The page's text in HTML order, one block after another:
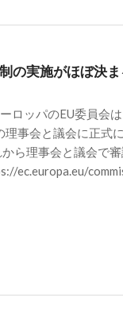
の実施がほぼ決ま
ッパのEU委員会
理事会と議会に正式
ら理事会と議会で
ec.europa.eu/